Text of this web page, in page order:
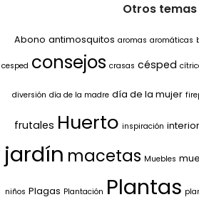
Otros temas
Abono antimosquitos aromas aromáticas
cesped consejos crasas césped
diversión día de la madre día de la mujer
frutales Huerto inspiración interior
jardín macetas Muebles
niños Plagas Plantación Plantas